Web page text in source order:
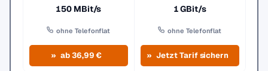
150 MBit/s
ohne Telefonflat
ab 36,99 €
1 GBit/s
ohne Telefonflat
Jetzt Tarif sichern